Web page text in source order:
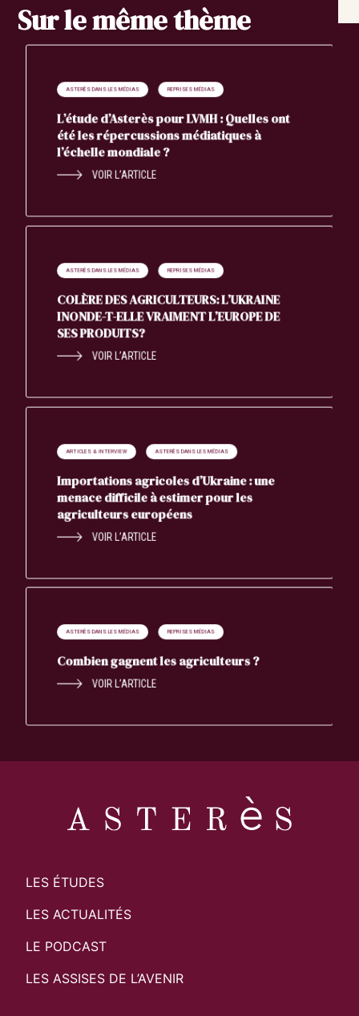
Sur le même thème
ASTERÈS DANS LES MÉDIAS REPRISES MÉDIAS
L’étude d’Asterès pour LVMH : Quelles ont
été les répercussions médiatiques à
l’échelle mondiale ?
VOIR L’ARTICLE
ASTERÈS DANS LES MÉDIAS REPRISES MÉDIAS
COLÈRE DES AGRICULTEURS: L’UKRAINE
INONDE-T-ELLE VRAIMENT L’EUROPE DE
SES PRODUITS?
VOIR L’ARTICLE
ARTICLES & INTERVIEW ASTERÈS DANS LES MÉDIAS
Importations agricoles d’Ukraine : une
menace difficile à estimer pour les
agriculteurs européens
VOIR L’ARTICLE
ASTERÈS DANS LES MÉDIAS REPRISES MÉDIAS
Combien gagnent les agriculteurs ?
VOIR L’ARTICLE
LES ÉTUDES
LES ACTUALITÉS
LE PODCAST
LES ASSISES DE L’AVENIR